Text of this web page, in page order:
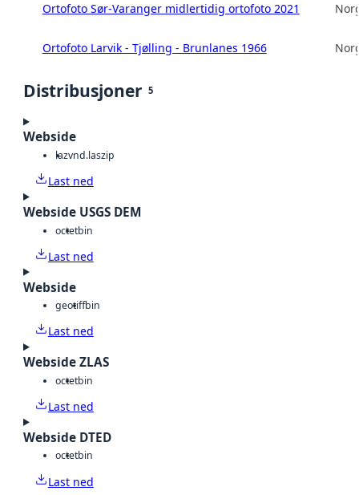
Ortofoto Sør-Varanger midlertidig ortofoto 2021
Ortofoto Larvik - Tjølling - Brunlanes 1966
Distribusjoner 5
Webside
lazvnd.laszip
Last ned
Webside USGS DEM
octetbin
Last ned
Webside
geotiffbin
Last ned
Webside ZLAS
octetbin
Last ned
Webside DTED
octetbin
Last ned